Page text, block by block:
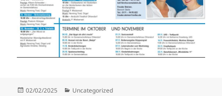
Veröffentlicht
02/02/2025 Kategorien
Uncategorized